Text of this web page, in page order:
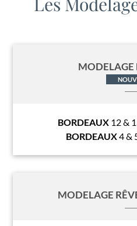
MODELAGE
BORDEAUX 12 &
BORDEAUX4 &
MODELAGE